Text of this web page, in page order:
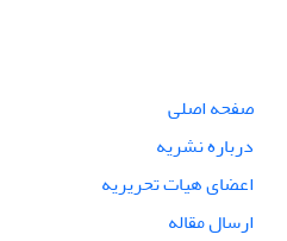
صفحه اصلی
درباره نشریه
اعضای هیات تحریریه
ارسال مقاله